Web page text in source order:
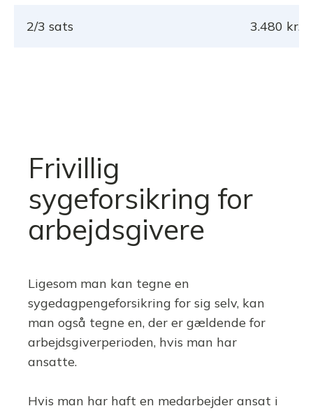
2/3 sats 3.480 kr.
Frivillig
sygeforsikring for
arbejdsgivere
Ligesom man kan tegne en
sygedagpengeforsikring for sig selv, kan
man også tegne en, der er gældende for
arbejdsgiverperioden, hvis man har
ansatte.
Hvis man har haft en medarbejder ansat i